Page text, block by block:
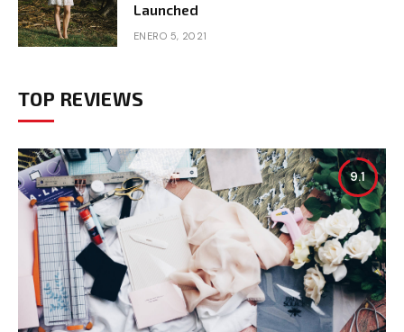
Launched
ENERO 5, 2021
TOP REVIEWS
9.1